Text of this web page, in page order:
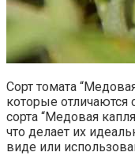
Сорт томата
которые
сорта “Медовая
что делает их
виде или